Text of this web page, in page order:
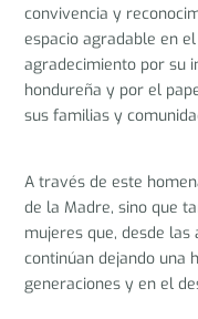
convivencia y
espacio agradable en
agradecimiento por su
hondureña y por el
sus familias y
A través de este
de la Madre, sino que
mujeres que, desde las
continúan dejando una
generaciones y en el